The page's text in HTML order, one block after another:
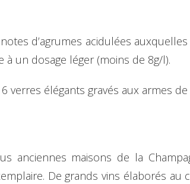
d’agrumes acidulées
un dosage léger (moins de 8g/l).
élégants gravés aux armes de
anciennes maisons de la
De grands vins élaborés